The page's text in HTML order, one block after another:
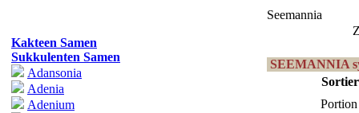
Kakteen Samen
Sukkulenten Samen
Adansonia
Adenia
Adenium
Seemannia
SEEMANNIA
Portion